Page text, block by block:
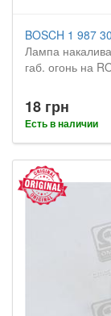
BOSCH 1 987
Лампа
габ. огонь на
18 грн
Есть в наличии